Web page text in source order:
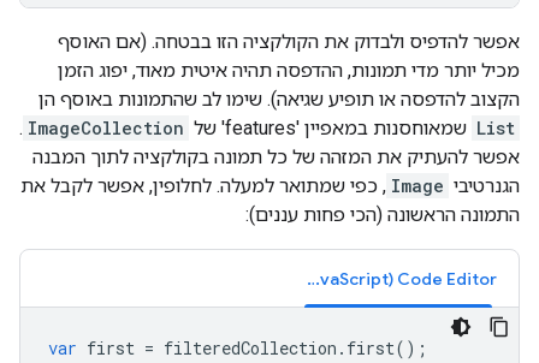
אפשר להדפיס ולבדוק את הקולקציה הזו בבטחה. (אם האוסף
מכיל יותר מדי תמונות, ההדפסה תהיה איטית מאוד, יפוג הזמן
הקצוב להדפסה או תופיע שגיאה). שימו לב שהתמונות באוסף הן
List שמאוחסנות במאפיין 'features' של ImageCollection
.
אפשר להעתיק את המזהה של כל תמונה בקולקציה לתוך המבנה
הגנרטיבי Image , כפי שמתואר למעלה. לחלופין, אפשר לקבל את
התמונה הראשונה (הכי פחות עננים):
Code Editor‏ (JavaScript)
var first = filteredCollection . first();